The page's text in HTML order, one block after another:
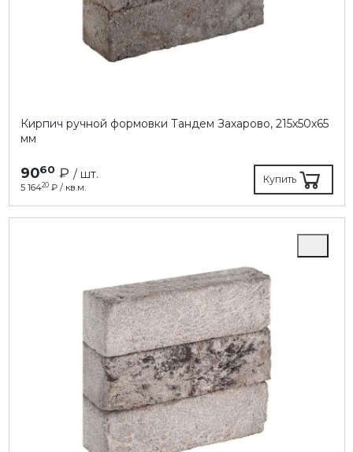
Кирпич ручной формовки Тандем Захарово, 215х50х65
мм
9060 ₽ / шт.
5 16420₽ / кв.м.
Купить